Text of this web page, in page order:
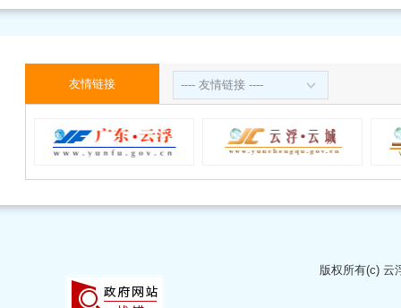
友情链接 ---- 友情链接 ----
版权所有(c) 云